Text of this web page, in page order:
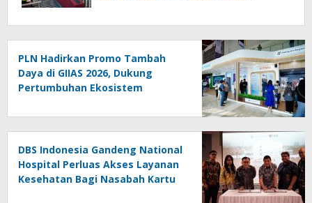
PLN Hadirkan Promo Tambah
Daya di GIIAS 2026, Dukung
Pertumbuhan Ekosistem
DBS Indonesia Gandeng National
Hospital Perluas Akses Layanan
Kesehatan Bagi Nasabah Kartu